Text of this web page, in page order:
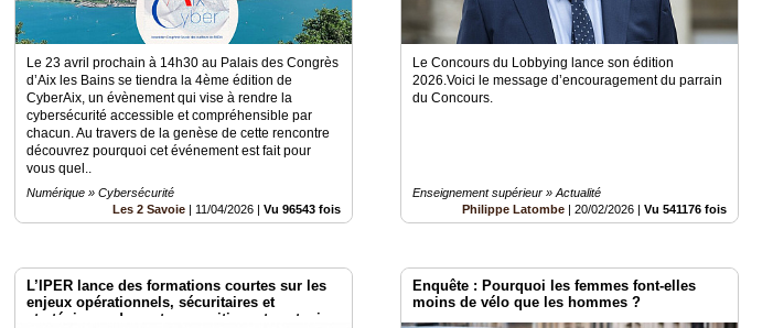
Le 23 avril prochain à 14h30 au Palais des Congrès
d’Aix les Bains se tiendra la 4ème édition de
CyberAix, un évènement qui vise à rendre la
cybersécurité accessible et compréhensible par
chacun. Au travers de la genèse de cette rencontre
découvrez pourquoi cet événement est fait pour
vous quel..
Numérique » Cybersécurité
Les 2 Savoie | 11/04/2026 |Vu 96543 fois
Le Concours du Lobbying lance son édition
2026.Voici le message d’encouragement du parrain
du Concours.
Enseignement supérieur » Actualité
Philippe Latombe |20/02/2026 |Vu 541176 fois
L’IPER lance des formations courtes sur les
enjeux opérationnels, sécuritaires et
stratégiques du secteur maritime et portuaire
Enquête : Pourquoi les femmes font-elles
moins de vélo que les hommes ?